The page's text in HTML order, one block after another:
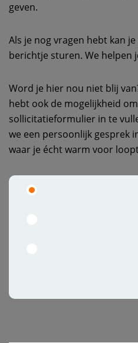
geven.
Als je nog vragen hebt kan
berichtje sturen. We helpen
Word je hier nou niet blij
hebt ook de mogelijkheid
sollicitatieformulier in te
we een persoonlijk gesprek
waar je écht warm voor